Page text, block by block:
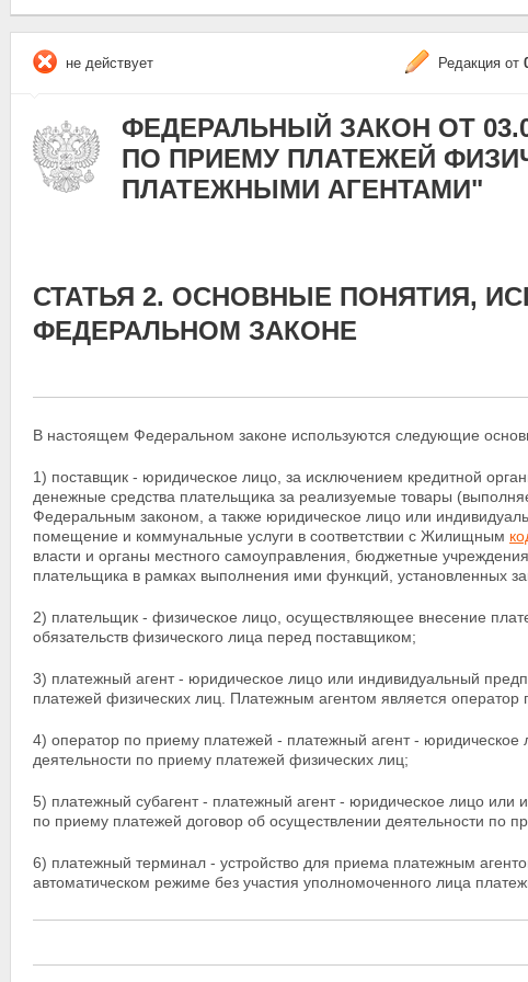
не действует Редакция от
ФЕДЕРАЛЬНЫЙ ЗАКОН ОТ
ПО ПРИЕМУ ПЛАТЕЖЕЙ
ПЛАТЕЖНЫМИ АГЕНТАМИ"
СТАТЬЯ 2. ОСНОВНЫЕ ПОНЯТИЯ,
ФЕДЕРАЛЬНОМ ЗАКОНЕ
В настоящем Федеральном законе используются следующие
1) поставщик - юридическое лицо, за исключением кредитной
денежные средства плательщика за реализуемые товары
Федеральным законом, а также юридическое лицо или
помещение и коммунальные услуги в соответствии с Жилищным
власти и органы местного самоуправления, бюджетные
плательщика в рамках выполнения ими функций, установленных
2) плательщик - физическое лицо, осуществляющее внесение
обязательств физического лица перед поставщиком;
3) платежный агент - юридическое лицо или индивидуальный
платежей физических лиц. Платежным агентом является
4) оператор по приему платежей - платежный агент -
деятельности по приему платежей физических лиц;
5) платежный субагент - платежный агент - юридическое лицо
по приему платежей договор об осуществлении деятельности по
6) платежный терминал - устройство для приема платежным
автоматическом режиме без участия уполномоченного лица